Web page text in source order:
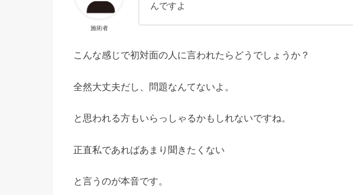
施術者
んですよ
こんな感じで初対面の人に言われたらどうでしょうか？
全然大丈夫だし、問題なんてないよ。
と思われる方もいらっしゃるかもしれないですね。
正直私であればあまり聞きたくない
と言うのが本音です。